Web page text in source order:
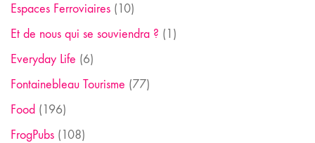
Espaces Ferroviaires (10)
Et de nous qui se souviendra ? (1)
Everyday Life (6)
Fontainebleau Tourisme (77)
Food (196)
FrogPubs (108)